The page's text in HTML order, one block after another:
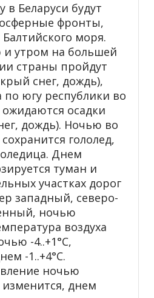
в Беларуси будут
фронты,
моря.
утром на большей
страны пройдут
снег, дождь),
югу республики во
осадки
дождь). Ночью во
гололед,
Днем
туман и
участках дорог
западный, северо-
ночью
воздуха
-4..+1°С,
-1..+4°С.
ночью
днем